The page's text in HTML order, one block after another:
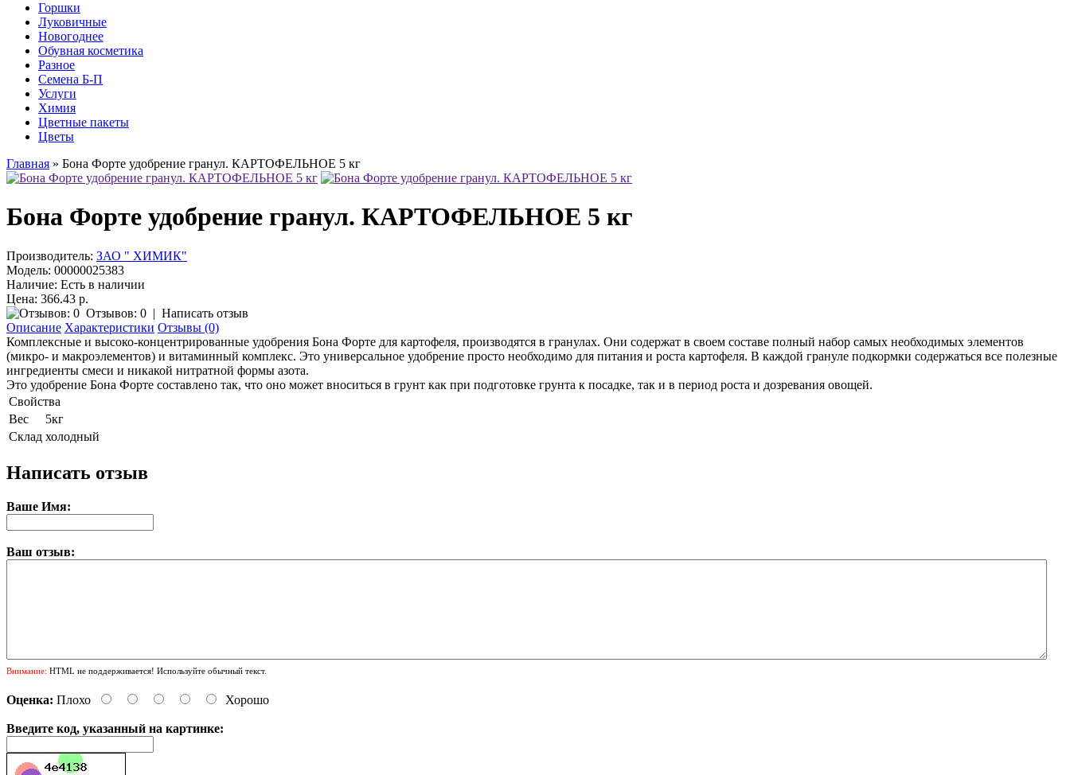
Горшки
Луковичные
Новогоднее
Обувная косметика
Разное
Семена Б-П
Услуги
Химия
Цветные пакеты
Цветы
Главная » Бона Форте удобрение гранул. КАРТОФЕЛЬНОЕ 5 кг
Бона Форте удобрение гранул. КАРТОФЕЛЬНОЕ 5 кг
Производитель: ЗАО " ХИМИК"
Модель: 00000025383
Наличие: Есть в наличии
Цена: 366.43 р.
Отзывов: 0 | Написать отзыв
Описание Характеристики Отзывы (0)
Комплексные и высоко-концентрированные удобрения Бона Форте для картофеля, производятся в гранулах. Они содержат в своем составе полный набор самых необходимых элементов
(микро- и макроэлементов) и витаминный комплекс. Это универсальное удобрение просто необходимо для питания и роста картофеля. В каждой грануле подкормки содержаться все полезные
ингредиенты смеси и никакой нитратной формы азота.
Это удобрение Бона Форте составлено так, что оно может вноситься в грунт как при подготовке грунта к посадке, так и в период роста и дозревания овощей.
Свойства
Вес
5кг
Склад холодный
Написать отзыв
Ваше Имя:
Ваш отзыв:
Внимание: HTML не поддерживается! Используйте обычный текст.
Оценка: Плохо Хорошо
Введите код, указанный на картинке: